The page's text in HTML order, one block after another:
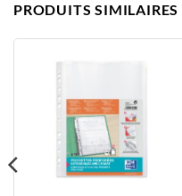
PRODUITS SIMILAIRES